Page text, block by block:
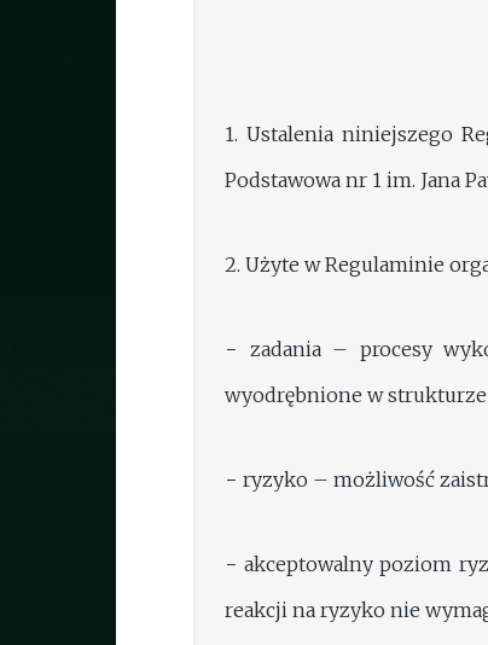
1. Ustalenia niniejszego
Podstawowa nr 1 im. Jana
2. Użyte w Regulaminie
− zadania – procesy
wyodrębnione w strukturze
− ryzyko – możliwość
− akceptowalny poziom
reakcji na ryzyko nie